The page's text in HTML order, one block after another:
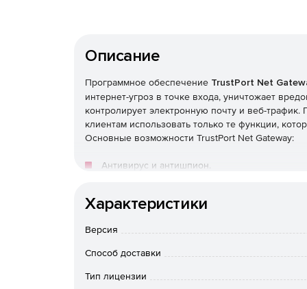
Описание
Программное обеспечение TrustPort Net
интернет-угроз в точке входа, уничтожает
контролирует электронную почту и веб-
клиентам использовать только те функции,
Основные возможности TrustPort Net Gateway:
Антивирус и антишпион.
Проверка подлинности пользователей.
Характеристики
Версия
Способ доставки
Тип лицензии